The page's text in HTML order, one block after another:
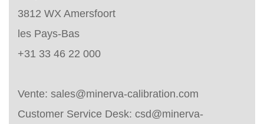
3812 WX Amersfoort
les Pays-Bas
+31 33 46 22 000
Vente: sales@minerva-calibration.com
Customer Service Desk: csd@minerva-